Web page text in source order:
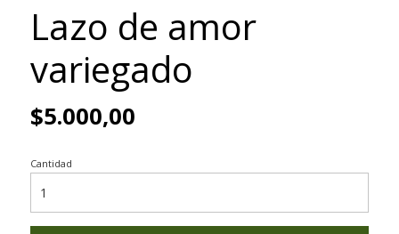
Lazo de amor
variegado
$5.000,00
Cantidad